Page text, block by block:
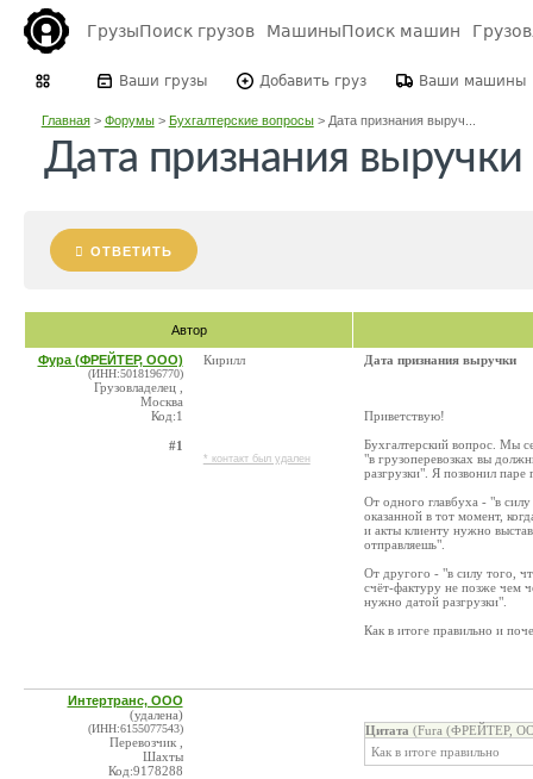
ГрузыПоиск грузов МашиныПоиск машин
Ваши грузы Добавить груз Ваши машины
Главная> Форумы> Бухгалтерские вопросы> Дата признания выруч...
Дата признания выручки
ОТВЕТИТЬ
Автор
Фура (ФРЕЙТЕР, ООО)
(ИНН:5018196770)
Грузовладелец ,
Москва
Код:1
#1
Кирилл
* контакт был удален
Дата признания выручки
Приветствую!
Бухгалтерский вопрос. Мы
"в грузоперевозках вы
разгрузки". Я позвонил
От одного главбуха - "в
оказанной в тот момент,
и акты клиенту нужно
отправляешь".
От другого - "в силу того,
счёт-фактуру не позже чем
нужно датой разгрузки".
Как в итоге правильно и
Интертранс, ООО
(удалена)
(ИНН:6155077543)
Перевозчик ,
Шахты
Код:9178288
Цитата (Fura (ФРЕЙТЕР,
Как в итоге правильно